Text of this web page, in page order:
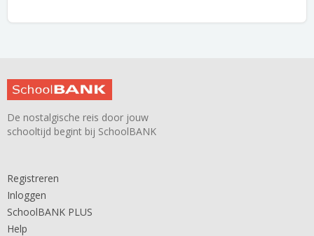
De nostalgische reis door jouw
schooltijd begint bij SchoolBANK
Registreren
Inloggen
SchoolBANK PLUS
Help